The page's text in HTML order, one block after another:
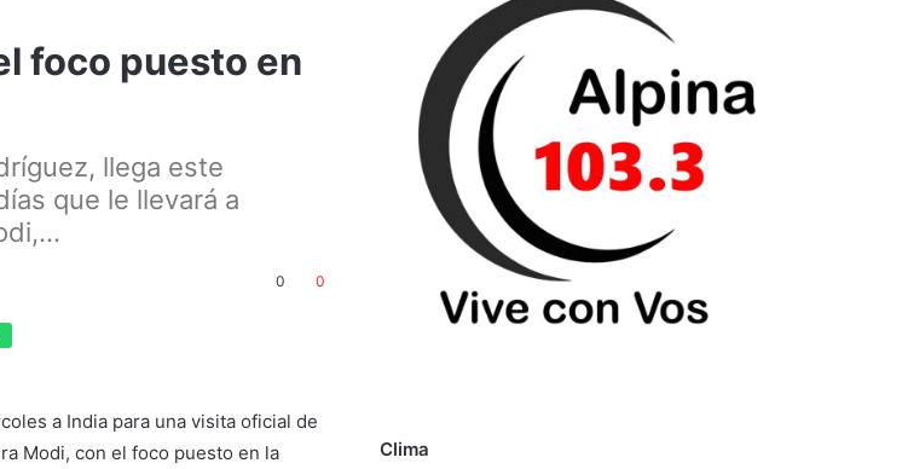
foco puesto en
llega este
que le llevará a
0 0
a India para una visita oficial de
Modi, con el foco puesto en la
Clima